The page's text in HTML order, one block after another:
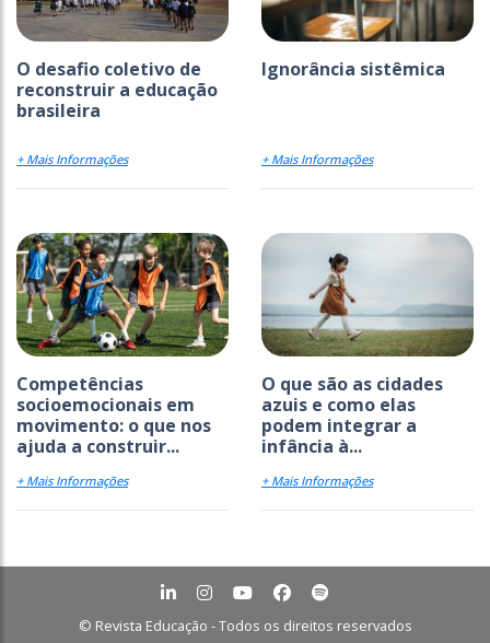
O desafio coletivo de
reconstruir a educação
brasileira
+ Mais Informações
Ignorância sistêmica
+ Mais Informações
Competências
socioemocionais em
movimento: o que nos
ajuda a construir...
+ Mais Informações
O que são as cidades
azuis e como elas
podem integrar a
infância à...
+ Mais Informações
© Revista Educação - Todos os direitos reservados